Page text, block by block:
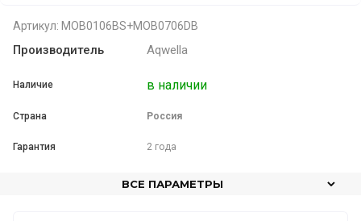
Артикул: MOB0106BS+MOB0706DB
Производитель Aqwella
Наличие в наличии
Страна Россия
Гарантия 2 года
ВСЕ ПАРАМЕТРЫ